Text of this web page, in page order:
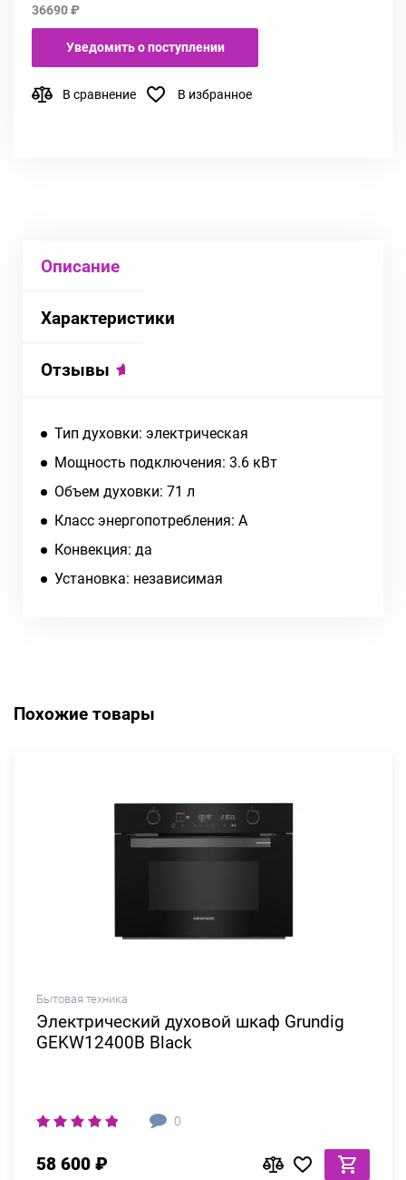
36690 ₽
Уведомить о поступлении
В сравнение В избранное
Описание
Характеристики
Отзывы
Тип духовки: электрическая
Мощность подключения: 3.6 кВт
Объем духовки: 71 л
Класс энергопотребления: A
Конвекция: да
Установка: независимая
Похожие товары
Бытовая техника
Электрический духовой шкаф Grundig
GEKW12400B Black
0
58 600 ₽